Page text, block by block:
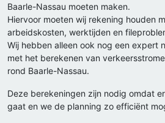
Baarle-Nassau moeten maken.
Hiervoor moeten wij rekening houden
arbeidskosten, werktijden en
Wij hebben alleen ook nog een expert
met het berekenen van
rond Baarle-Nassau.
Deze berekeningen zijn nodig omdat
gaat en we de planning zo efficiënt